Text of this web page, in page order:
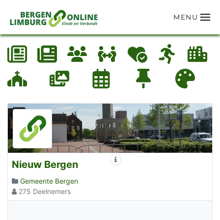
Terug naar hoofdinhoud
MENU
Nieuw Bergen
Gemeente Bergen
275 Deelnemers